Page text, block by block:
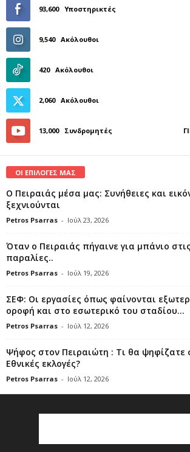
93,600 Υποστηρικτές
9,540 Ακόλουθοι
420 Ακόλουθοι
2,060 Ακόλουθοι
13,000 Συνδρομητές
ΟΙ ΕΠΙΛΟΓΕΣ ΜΑΣ
Ο Πειραιάς μέσα μας: Συνήθειες και
ξεχνιούνται
Petros Psarras - Ιούλ 23, 2026
Όταν ο Πειραιάς πήγαινε για μπάνιο
παραλίες..
Petros Psarras - Ιούλ 19, 2026
ΣΕΦ: Οι εργασίες όπως φαίνονται
οροφή και στο εσωτερικό του σταδίου...
Petros Psarras - Ιούλ 12, 2026
Ψήφος στον Πειραιώτη : Τι θα ψηφίζατε
Εθνικές εκλογές?
Petros Psarras - Ιούλ 12, 2026